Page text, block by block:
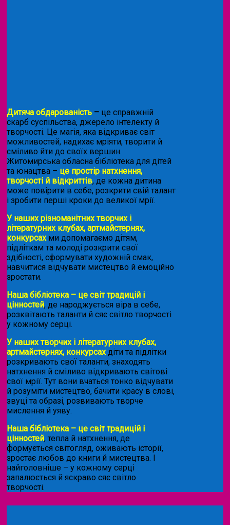
Дитяча обдарованість – це справжній
скарб суспільства, джерело інтелекту й
творчості. Це магія, яка відкриває світ
можливостей, надихає мріяти, творити й
сміливо йти до своїх вершин.
Житомирська обласна бібліотека для дітей
та юнацтва – це простір натхнення,
творчості й відкриттів, де кожна дитина
може повірити в себе, розкрити свій талант
і зробити перші кроки до великої мрії.
У наших різноманітних творчих і
літературних клубах, артмайстернях,
конкурсахми допомагаємо дітям,
підліткам та молоді розкрити свої
здібності, сформувати художній смак,
навчитися відчувати мистецтво й емоційно
зростати.
Наша бібліотека – це світ традицій і
цінностей, де народжується віра в себе,
розквітають таланти й сяє світло творчості
у кожному серці.
У наших творчих і літературних клубах,
артмайстернях, конкурсахдіти та підлітки
розкривають свої таланти, знаходять
натхнення й сміливо відкривають світові
свої мрії. Тут вони вчаться тонко відчувати
й розуміти мистецтво, бачити красу в слові,
звуці та образі, розвивають творче
мислення й уяву.
Наша бібліотека – це світ традицій і
цінностей, тепла й натхнення, де
формується світогляд, оживають історії,
зростає любов до книги й мистецтва. І
найголовніше – у кожному серці
запалюється й яскраво сяє світло
творчості.